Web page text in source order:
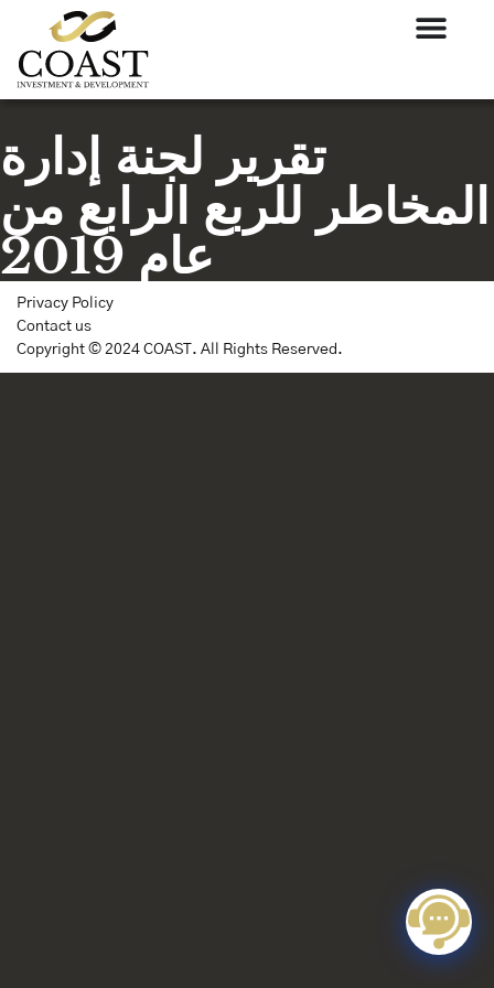
تقرير لجنة إدارة
المخاطر للربع الرابع من
عام 2019
Privacy Policy
Contact us
Copyright © 2024 COAST. All Rights Reserved.